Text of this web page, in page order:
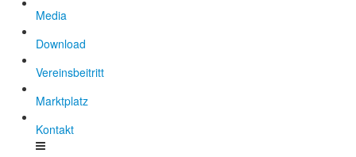
Media
Download
Vereinsbeitritt
Marktplatz
Kontakt